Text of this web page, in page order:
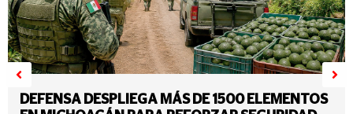
DEFENSA DESPLIEGA MÁS DE 1500 ELEMENTOS